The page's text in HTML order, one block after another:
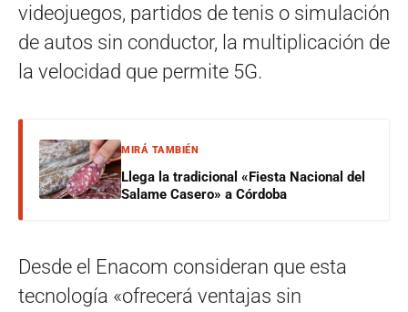
videojuegos, partidos de tenis o simulación
de autos sin conductor, la multiplicación de
la velocidad que permite 5G.
MIRÁ TAMBIÉN
Llega la tradicional «Fiesta Nacional del
Salame Casero» a Córdoba
Desde el Enacom consideran que esta
tecnología «ofrecerá ventajas sin